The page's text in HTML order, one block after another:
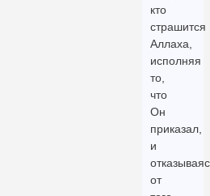
кто
страшится
Аллаха,
исполняя
то,
что
Он
приказал,
и
от